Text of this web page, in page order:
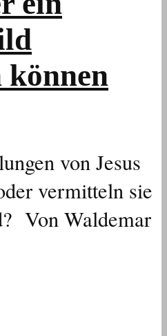
von Jesus
vermitteln sie
Von Waldemar